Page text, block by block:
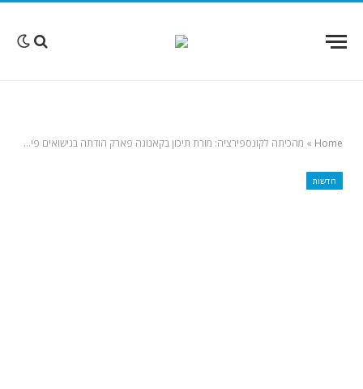
Home
» מהכיתה לקונספירציה: מורת תיכון בקאנוגה פארק הודתה בנישואים פיקטיביים לעזתי – וחשפה את עצמה לחקירה פדרלית של רשויות ההגירה
חדשות